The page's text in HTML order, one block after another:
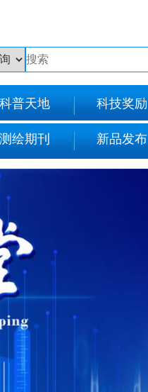
科普天地 科技奖励
测绘期刊 新品发布